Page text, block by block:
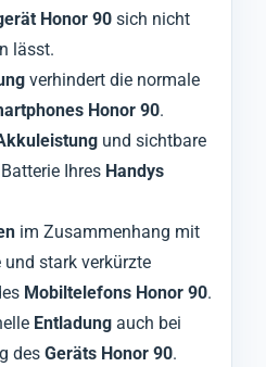
Honor 90 sich nicht
lässt.
verhindert die normale
Honor 90.
und sichtbare
Ihres Handys
im Zusammenhang mit
stark verkürzte
Mobiltelefons Honor 90.
Entladung auch bei
des Geräts Honor 90.